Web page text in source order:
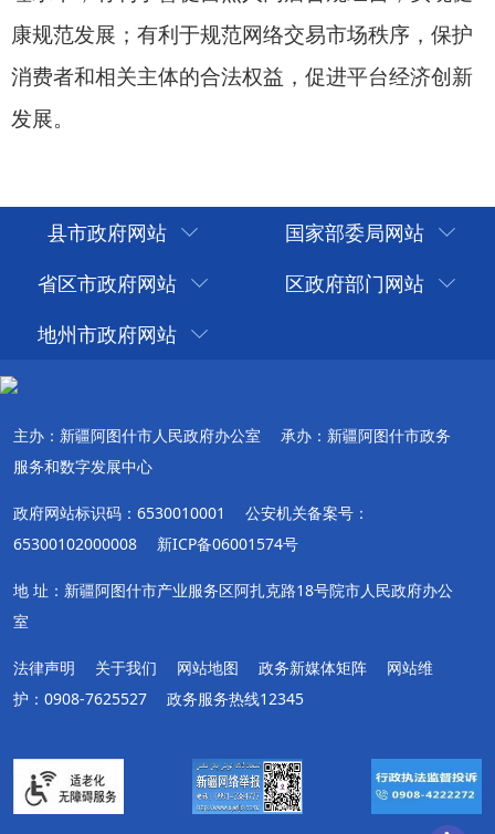
县市政府网站
国家部委局网站
省区市政府网站
区政府部门网站
地州市政府网站
主办：新疆阿图什市人民政府办公室
承办：新疆阿图什市政务
服务和数字发展中心
政府网站标识码：6530010001
公安机关备案号：
65300102000008
新ICP备06001574号
地 址：新疆阿图什市产业服务区阿扎克路18号院市人民政府办公
室
法律声明 关于我们 网站地图 政务新媒体矩阵
网站维
护：0908-7625527
政务服务热线12345